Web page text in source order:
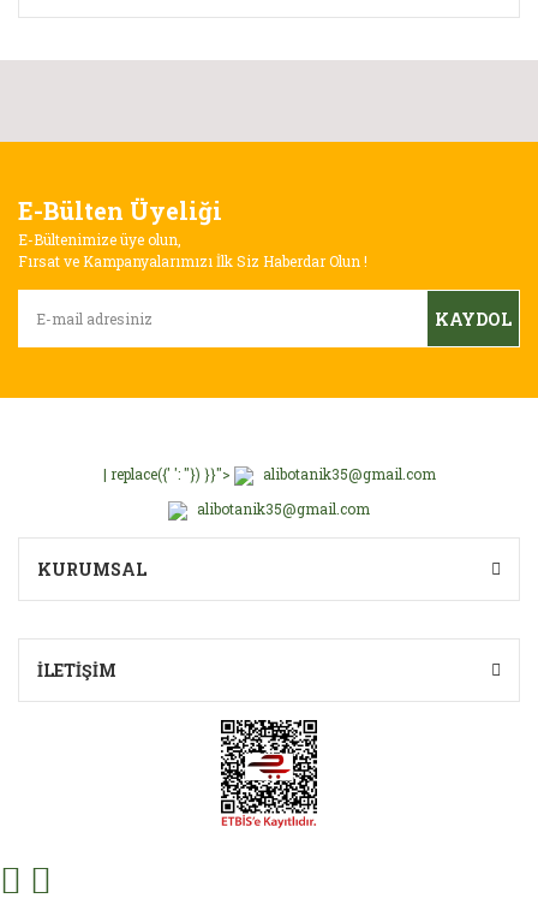
Görüş ve önerileriniz için teşekkür ederiz.
Ürün resmi kalitesiz, bozuk veya görüntülenemiyor.
Ürün açıklamasında eksik bilgiler bulunuyor.
Ürün fiyatı diğer sitelerden daha pahalı.
E-Bülten Üyeliği
E-Bültenimize üye olun,
Fırsat ve Kampanyalarımızı İlk Siz Haberdar Olun !
KAYDOL
| replace({' ': ''}) }}">
alibotanik35@gmail.com
alibotanik35@gmail.com
KURUMSAL
İLETİŞİM